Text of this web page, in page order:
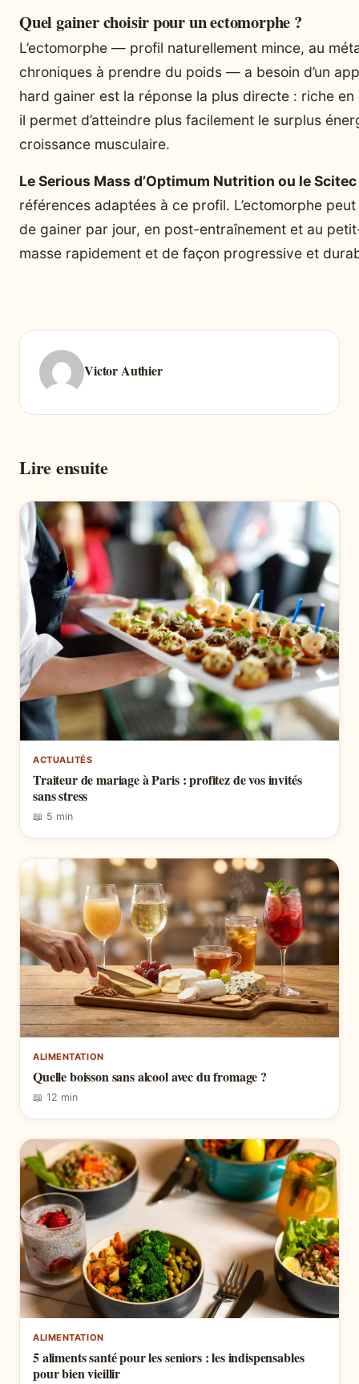
Quel gainer choisir pour un ectomorphe ?
L’ectomorphe — profil naturellement mince, au
chroniques à prendre du poids — a besoin d’un
hard gainer est la réponse la plus directe : riche
il permet d’atteindre plus facilement le surplus
croissance musculaire.
Le Serious Mass d’Optimum Nutrition ou le
références adaptées à ce profil. L’ectomorphe
de gainer par jour, en post-entraînement et au
masse rapidement et de façon progressive et
Victor Authier
Lire ensuite
ACTUALITÉS
Traiteur de mariage à Paris : profitez de vos invités
sans stress
📖 5 min
ALIMENTATION
Quelle boisson sans alcool avec du fromage ?
📖 12 min
ALIMENTATION
5 aliments santé pour les seniors : les indispensables
pour bien vieillir